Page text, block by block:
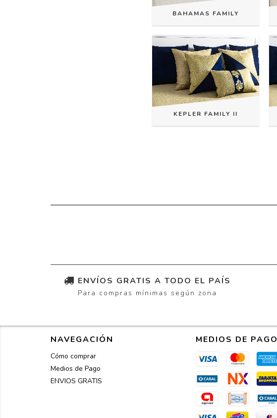
BAHAMAS FAMILY
KEPLER FAMILY II
ENVÍOS GRATIS A TODO EL PAÍS
Para compras mínimas según zona
NAVEGACIÓN
Cómo comprar
Medios de Pago
ENVIOS GRATIS
MEDIOS DE PAGO